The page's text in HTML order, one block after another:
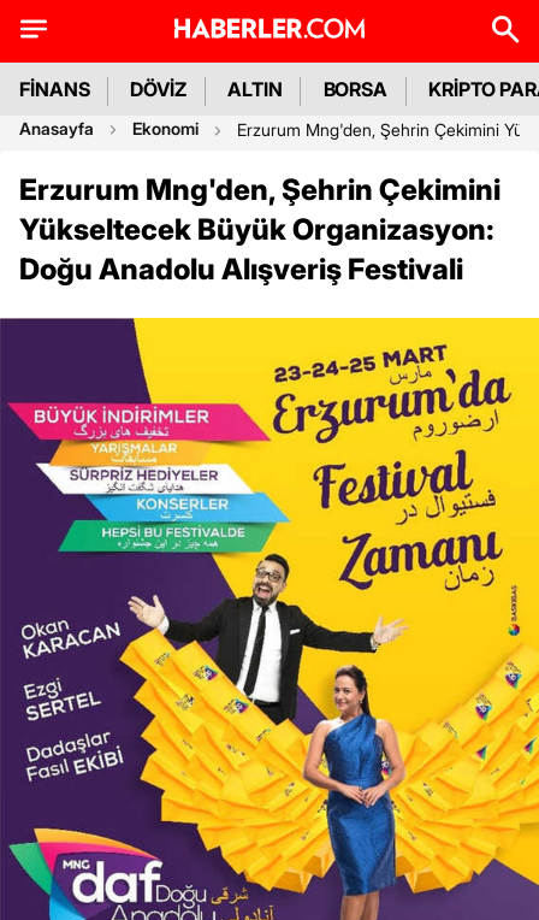
FİNANS DÖVİZ ALTIN BORSA KRİPTO
Anasayfa Ekonomi Erzurum Mng'den, Şehrin Çekimini
Erzurum Mng'den, Şehrin Çekimini
Yükseltecek Büyük Organizasyon:
Doğu Anadolu Alışveriş Festivali